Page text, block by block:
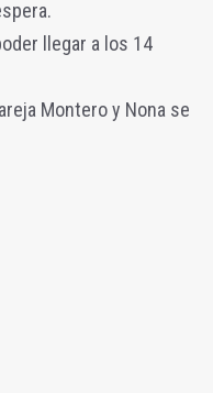
llegar a los 14
Montero y Nona se